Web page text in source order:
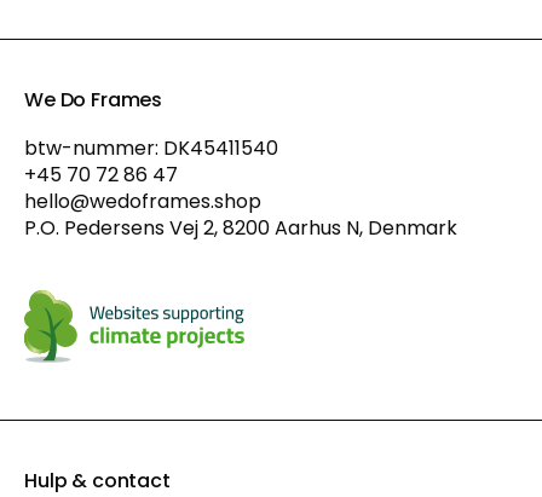
We Do Frames
btw-nummer: DK45411540
+45 70 72 86 47
hello@wedoframes.shop
P.O. Pedersens Vej 2, 8200 Aarhus N, Denmark
Hulp & contact